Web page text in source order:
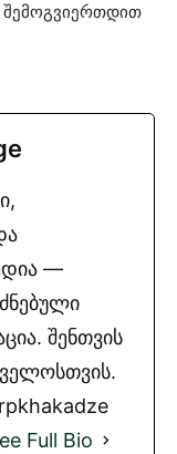
შემოგვიერთდით
—
შენთვის
Full Bio